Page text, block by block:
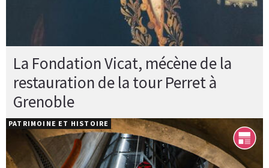
La Fondation Vicat, mécène de la
restauration de la tour Perret à
Grenoble
PATRIMOINE ET HISTOIRE